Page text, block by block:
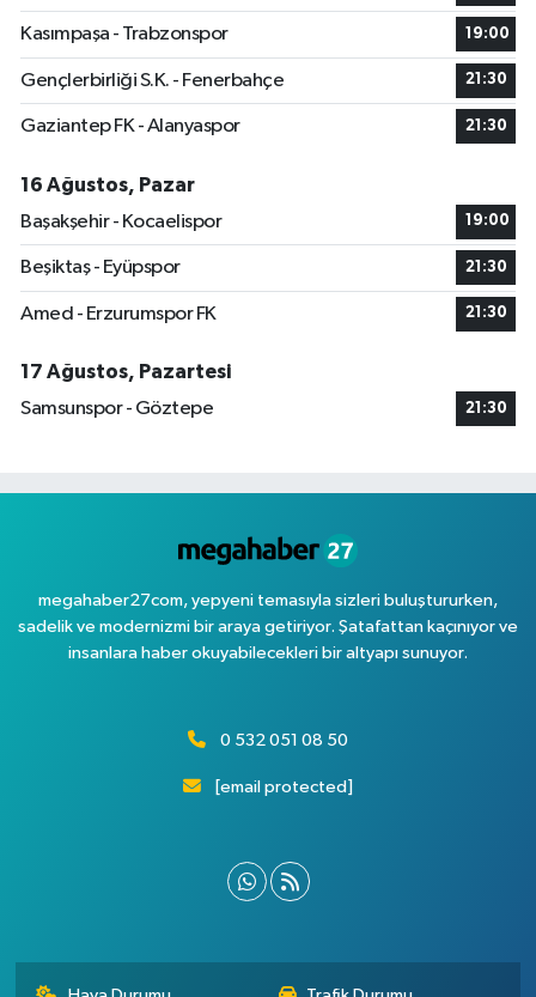
Kasımpaşa - Trabzonspor 19:00
Gençlerbirliği S.K. - Fenerbahçe 21:30
Gaziantep FK - Alanyaspor 21:30
16 Ağustos, Pazar
Başakşehir - Kocaelispor
19:00
Beşiktaş - Eyüpspor 21:30
Amed - Erzurumspor FK 21:30
17 Ağustos, Pazartesi
Samsunspor - Göztepe
21:30
megahaber27com, yepyeni temasıyla sizleri buluştururken,
sadelik ve modernizmi bir araya getiriyor. Şatafattan kaçınıyor ve
insanlara haber okuyabilecekleri bir altyapı sunuyor.
0 532 051 08 50
[email protected]